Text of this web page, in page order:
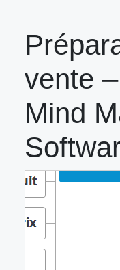
vente
Mind